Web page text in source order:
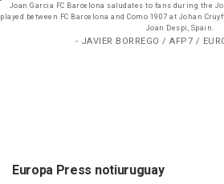
Joan Garcia FC Barcelona saludates to fans during the
played between FC Barcelona and Como 1907 at Johan
Joan Despi, Spain.
- JAVIER BORREGO / AFP7 /
Europa Press notiuruguay